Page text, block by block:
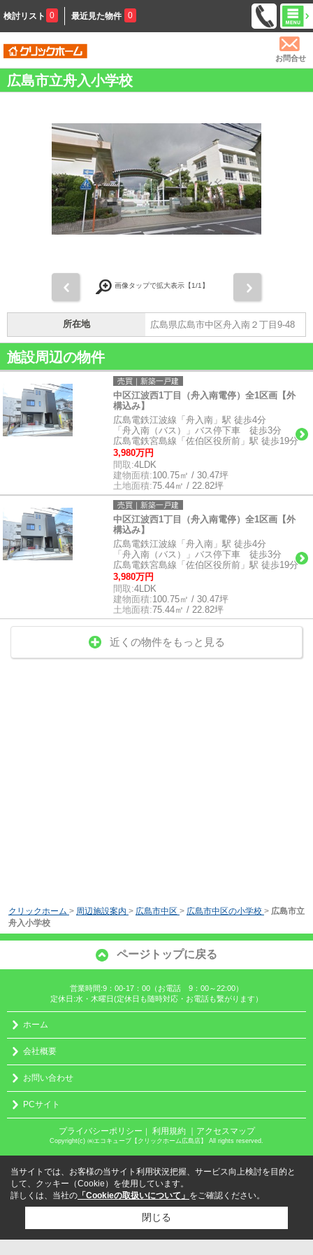
検討リスト 0 最近見た物件 0
お問合せ
広島市立舟入小学校
画像タップで拡大表示【1/1】
所在地 広島県広島市中区舟入南２丁目9-48
施設周辺の物件
売買｜新築一戸建
中区江波西1丁目（舟入南電停）全1区画【外
構込み】
広島電鉄江波線「舟入南」駅 徒歩4分
「舟入南（バス）」バス停下車 徒歩3分
広島電鉄宮島線「佐伯区役所前」駅 徒歩19分
3,980万円
間取:4LDK
建物面積:100.75㎡ / 30.47坪
土地面積:75.44㎡ / 22.82坪
売買｜新築一戸建
中区江波西1丁目（舟入南電停）全1区画【外
構込み】
広島電鉄江波線「舟入南」駅 徒歩4分
「舟入南（バス）」バス停下車 徒歩3分
広島電鉄宮島線「佐伯区役所前」駅 徒歩19分
3,980万円
間取:4LDK
建物面積:100.75㎡ / 30.47坪
土地面積:75.44㎡ / 22.82坪
近くの物件をもっと見る
クリックホーム > 周辺施設案内 > 広島市中区 > 広島市中区の小学校 > 広島市立
舟入小学校
ページトップに戻る
営業時間:9：00-17：00（お電話 9：00～22:00）
定休日:水・木曜日(定休日も随時対応・お電話も繋がります）
ホーム
会社概要
お問い合わせ
PCサイト
プライバシーポリシー ｜ 利用規約 ｜アクセスマップ
Copyright(c) ㈱エコキューブ【クリックホーム広島店】 All rights reserved.
当サイトでは、お客様の当サイト利用状況把握、サービス向上検討を目的と
して、クッキー（Cookie）を使用しています。
詳しくは、当社の 「Cookieの取扱いについて」 をご確認ください。
閉じる